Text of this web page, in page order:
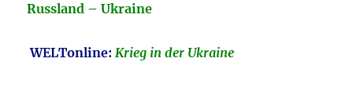
Russland – Ukraine
WELTonline:Krieg in der Ukraine